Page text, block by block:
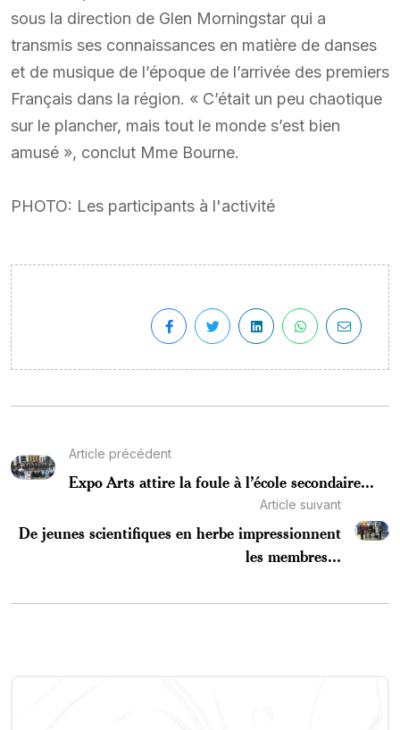
sous la direction de Glen Morningstar qui a
transmis ses connaissances en matière de danses
et de musique de l’époque de l’arrivée des premiers
Français dans la région. « C’était un peu chaotique
sur le plancher, mais tout le monde s’est bien
amusé », conclut Mme Bourne.
PHOTO: Les participants à l'activité
Article précédent
Expo Arts attire la foule à l’école secondaire...
Article suivant
De jeunes scientifiques en herbe impressionnent
les membres...